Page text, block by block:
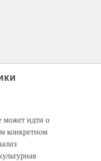
может идти о
конкретном